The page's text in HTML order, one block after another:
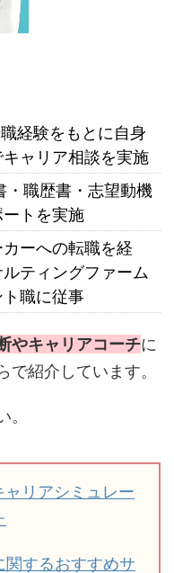
経験をもとに自身
ャリア相談を実施
・職歴書・志望動機
トを実施
ーへの転職を経
ティングファーム
職に従事
やキャリアコーチに
で紹介しています。
ャリアシミュレー
関するおすすめサ